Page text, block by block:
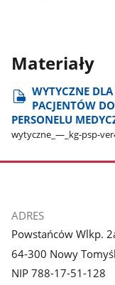
Materiały
WYTYCZNE
PACJENTÓW
PERSONELU
wytyczne​_—​_kg-psp-
stopka
ADRES
Powstańców Wlkp.
64-300 Nowy Tomyśl
NIP 788-17-51-128